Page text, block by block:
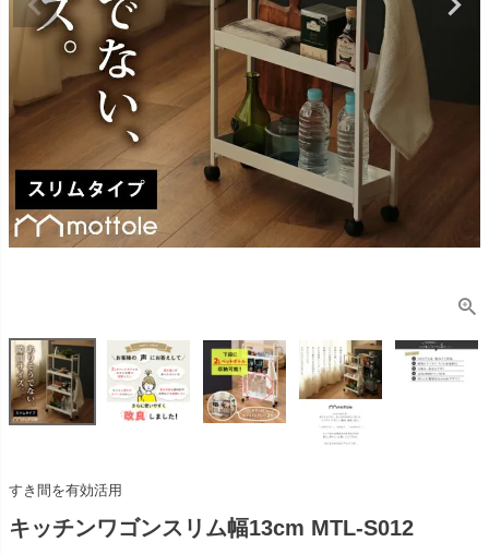
すき間を有効活用
キッチンワゴンスリム幅13cm MTL-S012